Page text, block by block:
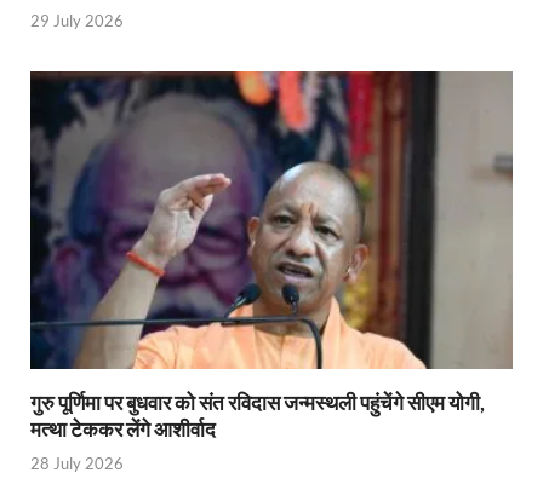
Mann Ki Baat: प्रधानमंत्री नरेंद्र मोदी ने देशवासियों को
Jewar International Airport: यूपी में विकास अब
UP Anganwadi: मुख्यमंत्री योगी आदित्यनाथ को
Mandir Cluster Model: पुरा महादेव मंदिर का ‘मंदिर
MMMUT Girls Hostel: एमएमएमयूटी में साइबर फोरेंसिक
Indian Railway Action: भारतीय रेलवे की बड़ी करवाई,
NCBC Chairman: साध्वी निरंजन ज्योति बनी राष्ट्रीय
29 July 2026
गुरु पूर्णिमा पर बुधवार को संत रविदास जन्मस्थली पहुंचेंगे सीएम योगी,
मत्था टेककर लेंगे आशीर्वाद
28 July 2026